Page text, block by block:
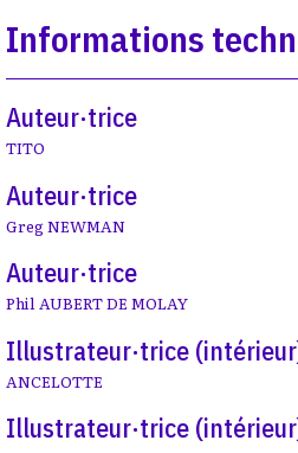
Informations
Auteur·trice
TITO
Auteur·trice
Greg NEWMAN
Auteur·trice
Phil AUBERT DE MOLAY
Illustrateur·trice
ANCELOTTE
Illustrateur·trice